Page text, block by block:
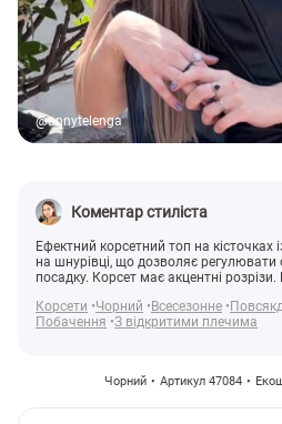
@annytelenga
Коментар стиліста
Ефектний корсетний топ на кісточках
на шнурівці, що дозволяє регулювати
посадку. Корсет має акцентні розрізи.
Корсети
Чорний Всесезонне
Побачення З відкритими плечима
Чорний Артикул 47084